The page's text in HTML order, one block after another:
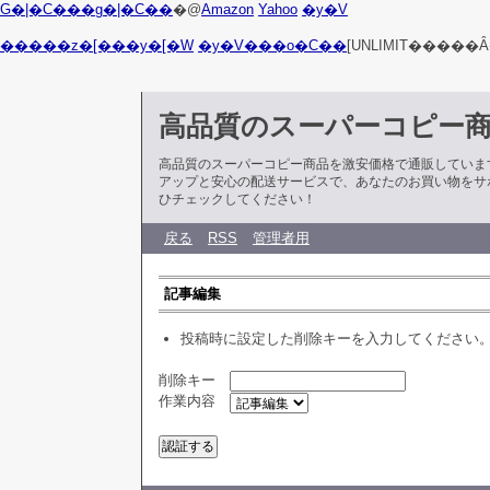
G�|�C���g�|�C���@Amazon Yahoo �y�V
�����z�[���y�[�W �y�V���o�C��
高品質のスーパーコピー
高品質のスーパーコピー商品を激安価格で通販してい
アップと安心の配送サービスで、あなたのお買い物を
ひチェックしてください！
戻る RSS 管理者用
記事編集
投稿時に設定した削除キーを入力してください
削除キー
作業内容